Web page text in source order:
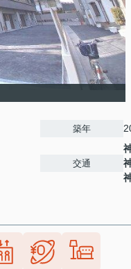
築年
交通